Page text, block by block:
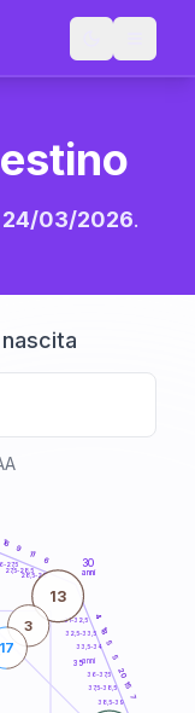
24/03/2026.
30
anni
27,5
27,5-28,5
28,5-29
31-32,5
32,5-33,5
33,5-34
36-37,5
37,5-38,5
38,5-39
16
9
11
6
4
18
5
5
20
15
7
13
3
17
35anni